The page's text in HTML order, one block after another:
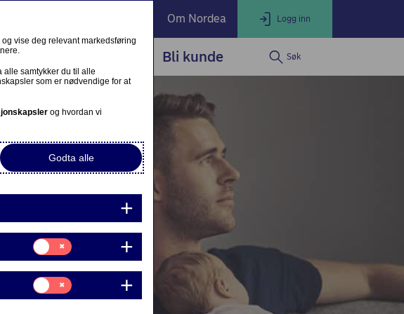
Om Nordea Logg inn
LOGG INN
Nettbank Privat
Nordea Business
Nordea Corporate
Endre eller fullfør private lånesøknader
Mine lånesøknader
Bli kunde Søk
vise deg relevant markedsføring
alle samtykker du til alle
som er nødvendige for at
og hvordan vi
Godta alle
Samtykke
til:
Statistikk
Samtykke
til:
Markedsføring